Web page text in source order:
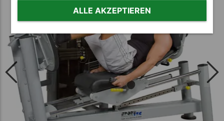
ALLE AKZEPTIEREN